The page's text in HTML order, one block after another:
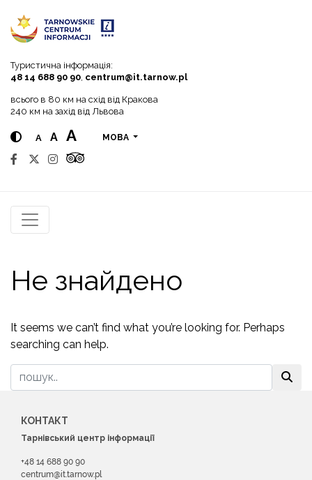
Туристична інформація:
48 14 688 90 90 centrum@it.tarnow.pl
всього в 80 км на схід від Кракова
240 км на захід від Львова
A A A МОВА
Не знайдено
It seems we can’t find what you’re looking for. Perhaps
searching can help.
КОНТАКТ
Тарнівський центр інформації
+48 14 688 90 90
centrum@it.tarnow.pl